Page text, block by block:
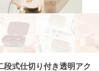
段式仕切り付き透明アク